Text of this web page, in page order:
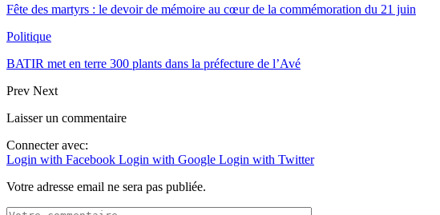
Fête des martyrs : le devoir de mémoire au cœur de la commémoration du 21 juin
Politique
BATIR met en terre 300 plants dans la préfecture de l’Avé
Prev Next
Laisser un commentaire
Connecter avec:
Login with Facebook Login with Google Login with Twitter
Votre adresse email ne sera pas publiée.